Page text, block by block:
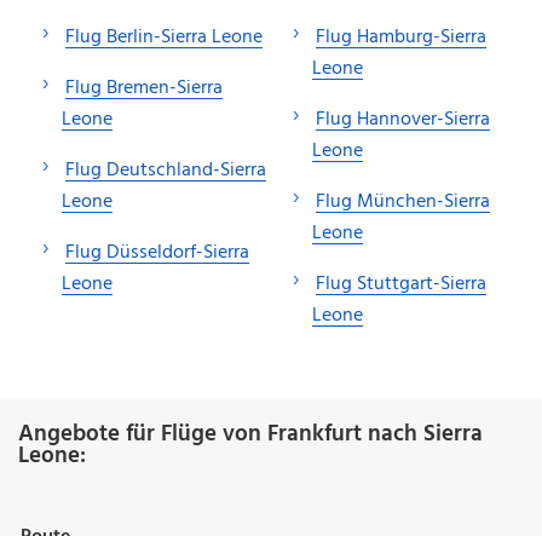
Flug Berlin-Sierra Leone
Flug Bremen-Sierra
Leone
Flug Deutschland-Sierra
Leone
Flug Düsseldorf-Sierra
Leone
Flug Hamburg-Sierra
Leone
Flug Hannover-Sierra
Leone
Flug München-Sierra
Leone
Flug Stuttgart-Sierra
Leone
Angebote für Flüge von Frankfurt nach Sierra
Leone: